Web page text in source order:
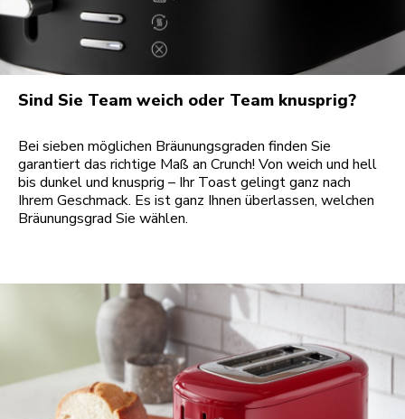
Sind Sie Team weich oder Team knusprig?
Bei sieben möglichen Bräunungsgraden finden Sie
garantiert das richtige Maß an Crunch! Von weich und hell
bis dunkel und knusprig – Ihr Toast gelingt ganz nach
Ihrem Geschmack. Es ist ganz Ihnen überlassen, welchen
Bräunungsgrad Sie wählen.